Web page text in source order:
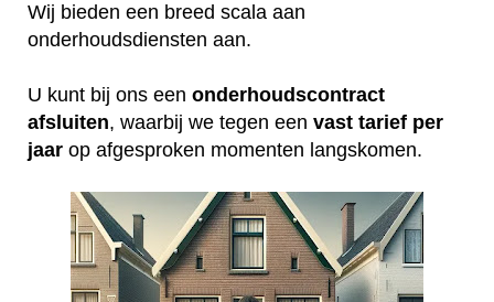
Wij bieden een breed scala aan
onderhoudsdiensten aan.
U kunt bij ons een onderhoudscontract
afsluiten, waarbij we tegen een vast tarief per
jaar op afgesproken momenten langskomen.